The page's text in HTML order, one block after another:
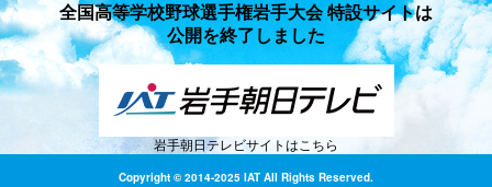
全国高等学校野球選手権岩手大会 特設サイトは
公開を終了しました
岩手朝日テレビサイトはこちら
Copyright © 2014-2025 IAT All Rights Reserved.